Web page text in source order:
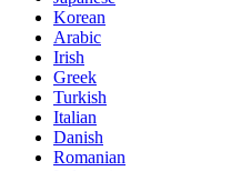
Korean
Arabic
Irish
Greek
Turkish
Italian
Danish
Romanian